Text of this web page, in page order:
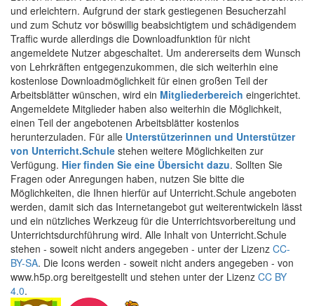
und erleichtern. Aufgrund der stark gestiegenen Besucherzahl
und zum Schutz vor böswillig beabsichtigtem und schädigendem
Traffic wurde allerdings die Downloadfunktion für nicht
angemeldete Nutzer abgeschaltet. Um andererseits dem Wunsch
von Lehrkräften entgegenzukommen, die sich weiterhin eine
kostenlose Downloadmöglichkeit für einen großen Teil der
Arbeitsblätter wünschen, wird ein Mitgliederbereich eingerichtet.
Angemeldete Mitglieder haben also weiterhin die Möglichkeit,
einen Teil der angebotenen Arbeitsblätter kostenlos
herunterzuladen. Für alle Unterstützerinnen und Unterstützer
von Unterricht.Schule stehen weitere Möglichkeiten zur
Verfügung. Hier finden Sie eine Übersicht dazu. Sollten Sie
Fragen oder Anregungen haben, nutzen Sie bitte die
Möglichkeiten, die Ihnen hierfür auf Unterricht.Schule angeboten
werden, damit sich das Internetangebot gut weiterentwickeln lässt
und ein nützliches Werkzeug für die Unterrichtsvorbereitung und
Unterrichtsdurchführung wird. Alle Inhalt von Unterricht.Schule
stehen - soweit nicht anders angegeben - unter der Lizenz CC-
BY-SA. Die Icons werden - soweit nicht anders angegeben - von
www.h5p.org bereitgestellt und stehen unter der Lizenz CC BY
4.0.